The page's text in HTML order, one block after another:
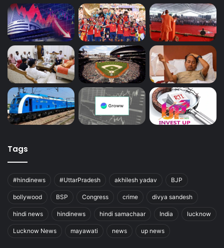
Tags
#hindinews #UttarPradesh akhilesh yadav BJP
bollywood BSP Congress crime divya sandesh
hindi news hindinews hindi samachaar India lucknow
Lucknow News mayawati news up news